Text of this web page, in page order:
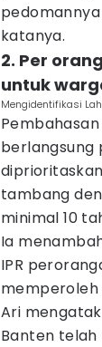
katanya.
2. Per
untuk
Mengidentifikasi
berlangsung
tambang
minimal 10
Ia
IPR
memperoleh
Ari
Banten telah